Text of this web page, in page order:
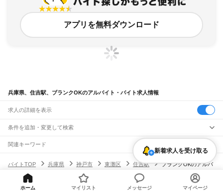
アプリを無料ダウンロード
兵庫県、住吉駅、ブランクOKのアルバイト・バイト求人情報
求人の詳細を表示
条件を追加・変更して検索
市区町村を追加・変更
兵庫県すべて
神戸市
東灘区
長田区須磨区 中央区
駅を追加・変更
JR神戸線(大阪～神戸)
尼崎駅立花駅 甲子園口駅西宮駅 さくら夙川駅 芦屋駅甲南山手駅 摂津本山駅住吉駅
職種を追加・変更
飲食・フードサービス
関連キーワード
ガチャガチャ
バイトTOP
兵庫県 神戸市 東灘区 住吉駅
ブランクOKのアルバ
イト・バイト・求人
新着求人を受け取る
ホーム マイリスト メッセージ マイページ